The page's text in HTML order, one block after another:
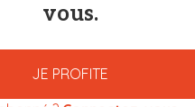
vous.
JE PROFITE